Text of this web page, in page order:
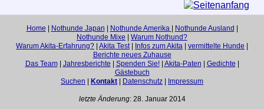
Home Nothunde Japan Nothunde Amerika Nothunde Ausland
Nothunde Mixe
Warum Nothund?
Warum Akita-Erfahrung? Akita Test| Infos zum Akita vermittelte Hunde
Berichte neues Zuhause
Das Team| Jahresberichte Spenden Sie!| Akita-Paten Gedichte
Gästebuch
Suchen
Kontakt Datenschutz Impressum
letzte Änderung: 28. Januar 2014